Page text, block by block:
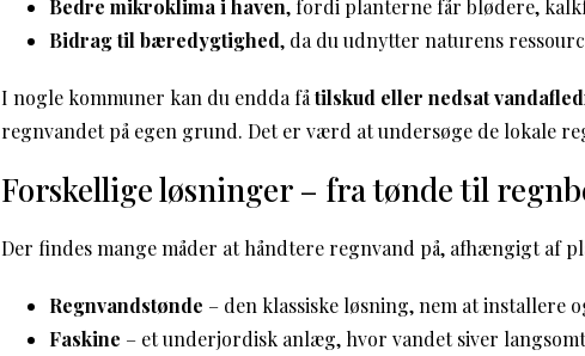
Bedre mikroklima i haven, fordi planterne får blødere,
Bidrag til bæredygtighed, da du udnytter naturens
I nogle kommuner kan du endda fåtilskud eller nedsat
regnvandet på egen grund. Det er værd at undersøge de lokale
Forskellige løsninger – fra tønde til
Der findes mange måder at håndtere regnvand på, afhængigt af
Regnvandstønde – den klassiske løsning, nem at installere
Faskine – et underjordisk anlæg, hvor vandet siver